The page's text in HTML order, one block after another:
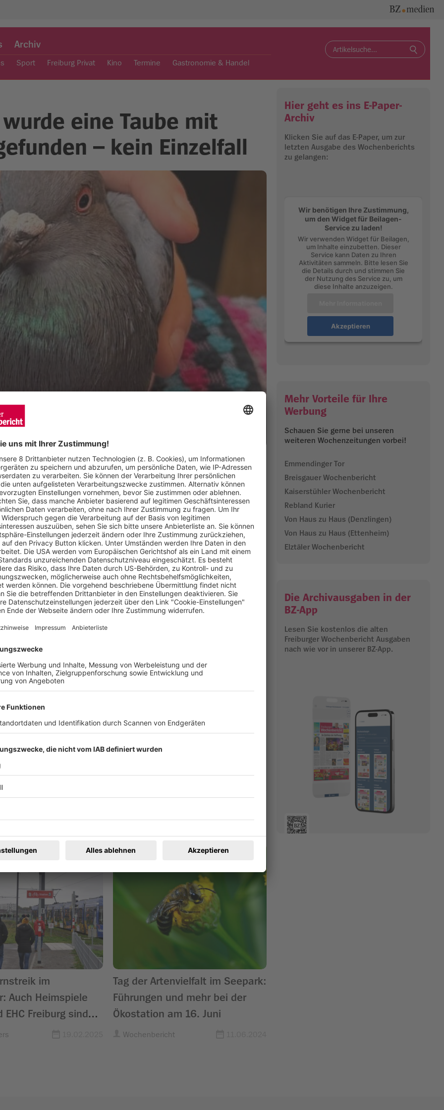
Archiv
Sport Freiburg Privat Kino Termine Gastronomie & Handel
Search
for:
eine Taube mit
– kein Einzelfall
Tiere wieder auf – doch manchmal kommt die Hilfe zu spät. Foto: privat
Karl-Friedrich, wie sie das Tier liebevoll tauften, aufgenommen, um ihn
ihn eingepickt haben. Eine Röntgenaufnahme beim Tierarzt hat dann
Diabolos in ihm. Und das schon länger, denn die Einschusslöcher waren
Freiburg. Diabolos sind Projektile, welche mit einem
waren zu schwer, deshalb musste er erlöst werden. Wir finden es
Landwasser, Haslach, Umkirch, Gundelfingen und dem
zwei Wildtauben. Aber wir vermuten, dass es deutlich mehr Fälle gibt“.
hierfür zuständige Fachabteilung für Gewerbe und Umwelt eine
bzw. getötet wurden“, so Nora Thaleiser vom Polizeipräsidium Freiburg.
vermutlich deutlich höher.“ 2024 hätten sich solche Fälle auf den
eine solche Straftat sieht das Gesetz bis zu drei Jahren Freiheitsstrafe
werden wachsamer und melden solche Fälle bei der Polizei“.
Die knapp 100 Tiere mussten ihren Brutplatz unter der Stadtbahnbrücke
neues Zuhause gefunden. „Solche betreuten Taubenschläge, bei denen
Population zu verringern. Wir sind froh, dass diese Lösung gefunden
Hier geht es ins E-Paper-
Archiv
Klicken Sie auf das E-Paper, um zur
letzten Ausgabe des Wochenberichts
zu gelangen:
Wir benötigen Ihre Zustimmung,
um den Widget für Beilagen-
Service zu laden!
Wir verwenden Widget für Beilagen,
um Inhalte einzubetten. Dieser
Service kann Daten zu Ihren
Aktivitäten sammeln. Bitte lesen Sie
die Details durch und stimmen Sie
der Nutzung des Service zu, um
diese Inhalte anzuzeigen.
Akzeptieren
Mehr Vorteile für Ihre
Werbung
Schauen Sie gerne bei unseren
weiteren Wochenzeitungen vorbei!
Emmendinger Tor
Breisgauer Wochenbericht
Kaiserstühler Wochenbericht
Rebland Kurier
Von Haus zu Haus (Denzlingen)
Von Haus zu Haus (Ettenheim)
Elztäler Wochenbericht
Die Archivausgaben in der
BZ-App
Lesen Sie kostenlos die alten
Freiburger Wochenbericht Ausgaben
nach wie vor in unserer BZ-App.
im
Auch Heimspiele
EHC Freiburg sind
Tag der Artenvielfalt im Seepark:
Führungen und mehr bei der
Ökostation am 16. Juni
Wochenbericht